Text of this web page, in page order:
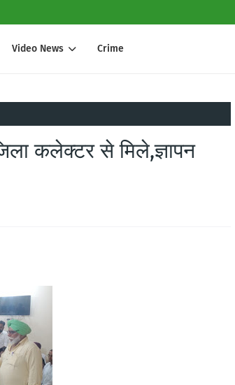
Video News Crime
कलेक्टर से मिले,ज्ञापन